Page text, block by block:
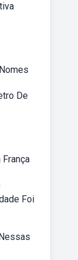
De
França
Foi